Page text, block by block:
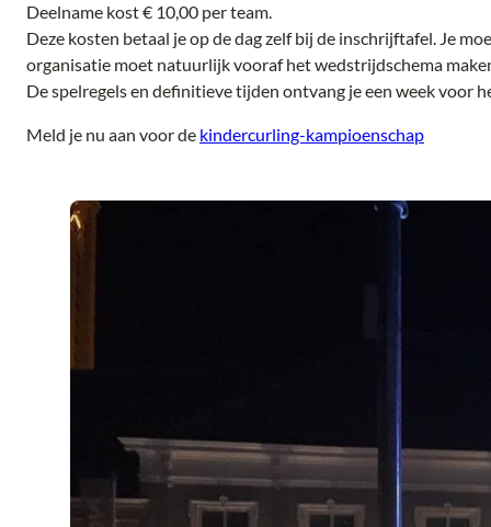
Deelname kost € 10,00 per team.
Deze kosten betaal je op de dag zelf bij de inschrijftafel. Je
organisatie moet natuurlijk vooraf het wedstrijdschema
De spelregels en definitieve tijden ontvang je een week voor
Meld je nu aan voor de kindercurling-kampioenschap